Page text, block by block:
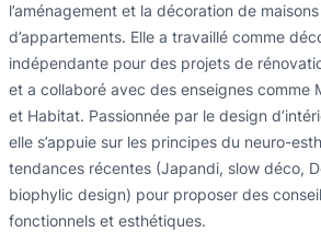
l’aménagement et la décoration de
d’appartements. Elle a travaillé comme
indépendante pour des projets de
et a collaboré avec des enseignes comme
et Habitat. Passionnée par le design
elle s’appuie sur les principes du neuro-
tendances récentes (Japandi, slow déco,
biophylic design) pour proposer des
fonctionnels et esthétiques.